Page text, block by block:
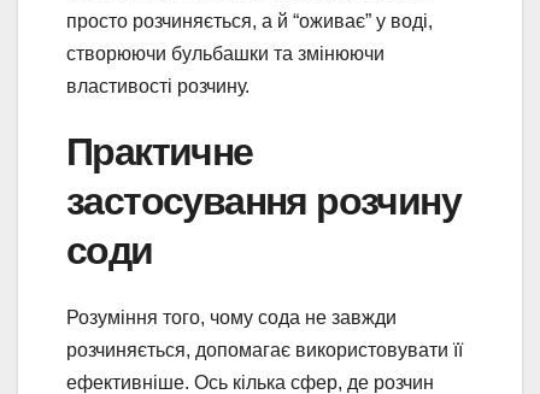
просто розчиняється, а й “оживає” у воді,
створюючи бульбашки та змінюючи
властивості розчину.
Практичне
застосування розчину
соди
Розуміння того, чому сода не завжди
розчиняється, допомагає використовувати її
ефективніше. Ось кілька сфер, де розчин